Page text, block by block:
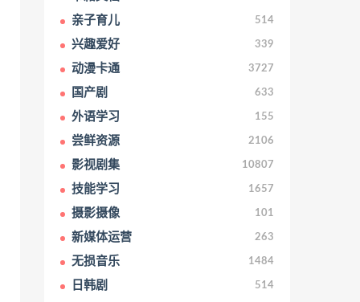
亲子育儿 514
兴趣爱好 339
动漫卡通 3727
国产剧 633
外语学习 155
尝鲜资源 2106
影视剧集 10807
技能学习 1657
摄影摄像 101
新媒体运营 263
无损音乐 1484
日韩剧 514